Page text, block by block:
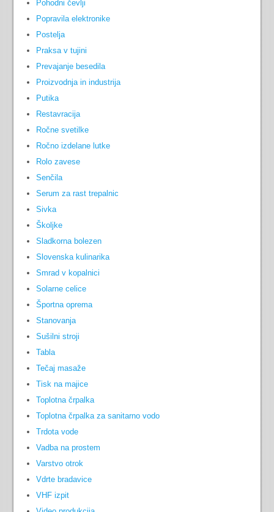
Pohodni čevlji
Popravila elektronike
Postelja
Praksa v tujini
Prevajanje besedila
Proizvodnja in industrija
Putika
Restavracija
Ročne svetilke
Ročno izdelane lutke
Rolo zavese
Senčila
Serum za rast trepalnic
Sivka
Školjke
Sladkorna bolezen
Slovenska kulinarika
Smrad v kopalnici
Solarne celice
Športna oprema
Stanovanja
Sušilni stroji
Tabla
Tečaj masaže
Tisk na majice
Toplotna črpalka
Toplotna črpalka za sanitarno vodo
Trdota vode
Vadba na prostem
Varstvo otrok
Vdrte bradavice
VHF izpit